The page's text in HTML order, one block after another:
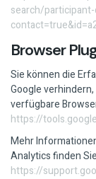
search/
Browser
Sie können die
Google
verfügbare
https://
Mehr
Analytics finden
https://